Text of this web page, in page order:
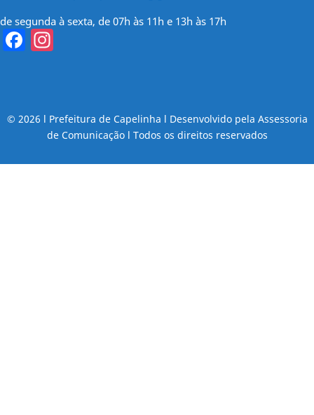
de segunda à sexta, de 07h às 11h e 13h às 17h
Facebook
© 2026 l Prefeitura de Capelinha l Desenvolvido pela Assessoria
de Comunicação l Todos os direitos reservados